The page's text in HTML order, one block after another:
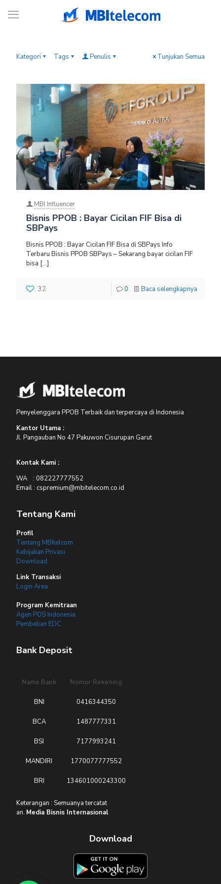
Kategori Tags Penulis Tunjukan Semua
MBI Influencer
Bisnis PPOB : Bayar Cicilan FIF Bisa di
SBPays
Bisnis PPOB : Bayar Cicilan FIF Bisa di SBPays Info
Terbaru Bisnis PPOB SBPays – Sekarang bayar cicilan FIF
bisa […]
32 0 Baca selengkapnya
Penyelenggara PPOB Terbaik dan terpercaya di Indonesia
Kantor Utama :
Jl. Pangauban No 47 Pakuwon Cisurupan Garut
Kontak Kami :
WA : 082227777552
Email : cspremium@mbitelecom.co.id
Tentang Kami
Profil
Tentang MBItelcom
Kebijakan Privasi
Download
Link Transaksi
Login Area
Program Kemitraan
Agen POS Indonesia
Pembelian EDC
Bank Deposit
Nama Bank Nomor Rekening
BNI 0416344350
BCA 1487777331
BSI 7177993241
MANDIRI 1770077777552
BRI 134601000243300
Keterangan : Semuanya tercatat
an. Media Bisnis Internasional
Download